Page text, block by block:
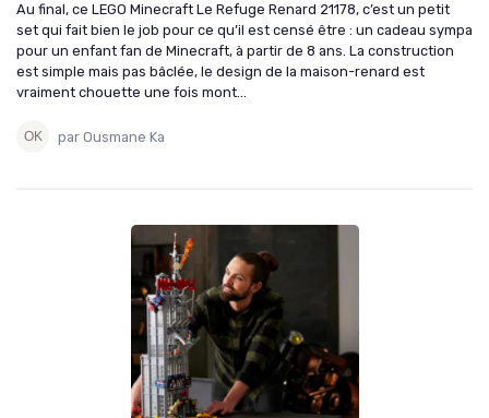
Au final, ce LEGO Minecraft Le Refuge Renard 21178, c’est un petit
set qui fait bien le job pour ce qu’il est censé être : un cadeau sympa
pour un enfant fan de Minecraft, à partir de 8 ans. La construction
est simple mais pas bâclée, le design de la maison-renard est
vraiment chouette une fois mont...
par Ousmane Ka